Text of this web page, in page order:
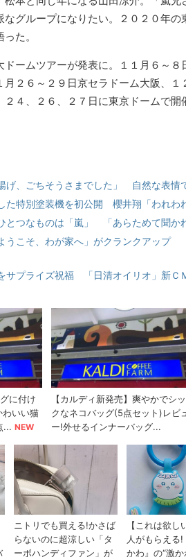
なグループになりたい。２０２０年
た。
ームツアーが発表に。１１月６～８
月２６～２９日京セラドーム大阪、１
２４、２６、２７日に東京ドームで開
げ、ごちそうさまでした」 自然な表情
た特別塗装機を初公開 櫻井翔「われわ
とつなものは「嵐」 「あらためて聞か
うこそ、わが家へ」がクランクアップ
サプライズ祝福 「日清オイリオ」新Ｃ